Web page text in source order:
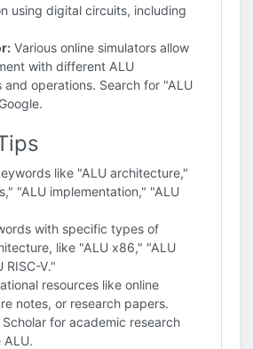
using digital circuits, including
Various online simulators allow
with different ALU
and operations. Search for "ALU
like "ALU architecture,"
"ALU implementation," "ALU
with specific types of
like "ALU x86," "ALU
RISC-V."
resources like online
notes, or research papers.
Scholar for academic research
ALU.